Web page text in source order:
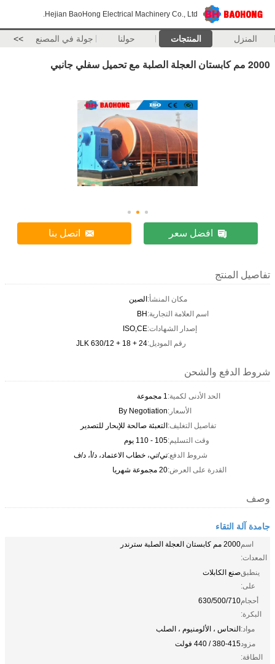
Hejian BaoHong Electrical Machinery Co., Ltd.
المنزل المنتجات حولنا جولة في المصنع >>
2000 مم كابستان العجلة الصلبة مع تحميل سفلي جانبي
افضل سعر اتصل بنا
تفاصيل المنتج
مكان المنشأ:الصين
اسم العلامة التجارية:BH
إصدار الشهادات:ISO,CE
رقم الموديل:JLK 630/12 + 18 + 24
شروط الدفع والشحن
الحد الأدنى لكمية:1 مجموعة
الأسعار:By Negotiation
تفاصيل التغليف:التعبئة صالحة للإبحار للتصدير
وقت التسليم:105 - 110 يوم
شروط الدفع:تي/تي، خطاب الاعتماد، د/أ، د/ف
القدرة على العرض:20 مجموعة شهريا
وصف
جامدة آلة التقاء
اسم
المعدات:
2000 مم كابستان العجلة الصلبة سترندر
ينطبق
على:
صنع الكابلات
أحجام
البكرة:
630/500/710
مواد:النحاس ، الألومنيوم ، الصلب
مزود
الطاقة:
380-415 / 440 فولت